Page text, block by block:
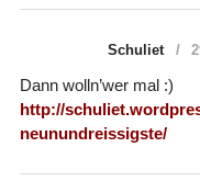
Schuliet
Dann wolln’wer mal :)
http://
neunundreissigste/